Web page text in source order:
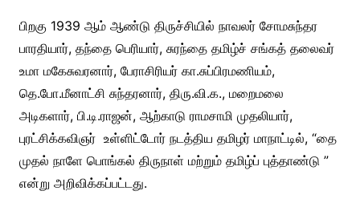
பிறகு 1939 ஆம் ஆண்டு திருச்சியில் நாவலர் சோமசுந்தர
பாரதியார், தந்தை பெரியார், சுரந்தை தமிழ்ச் சங்கத் தலைவர்
உமா மகேசுவரனார், பேராசிரியர் கா.சுப்பிரமணியம்,
தெ.போ.மீனாட்சி சுந்தரனார், திரு.வி.க., மறைமலை
அடிகளார், பி.டி.ராஜன், ஆற்காடு ராமசாமி முதலியார்,
புரட்சிக்கவிஞர் உள்ளிட்டோர் நடத்திய தமிழர் மாநாட்டில், “தை
முதல் நாளே பொங்கல் திருநாள் மற்றும் தமிழ்ப் புத்தாண்டு ”
என்று அறிவிக்கப்பட்டது.